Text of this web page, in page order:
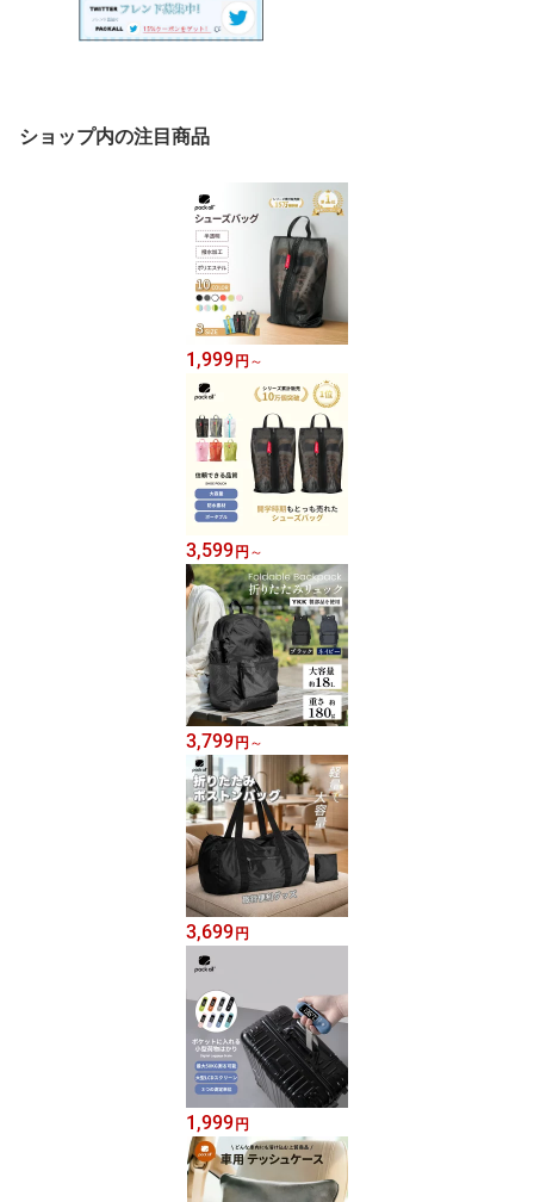
ショップ内の注目商品
1,999 円 ～
3,599 円 ～
3,799 円 ～
3,699 円
1,999 円